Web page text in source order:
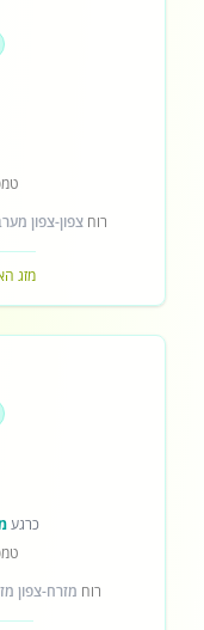
רוחצפון-צפון
מזג
כרגע
רוח מזרח-צפון